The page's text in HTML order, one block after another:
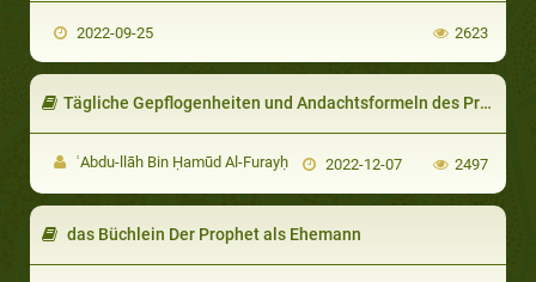
2022-09-25 2623
Tägliche Gepflogenheiten und Andachtsformeln des Propheten
ʿAbdu-llāh Bin Ḥamūd Al-Furayḥ 2022-12-07 2497
das Büchlein Der Prophet als Ehemann